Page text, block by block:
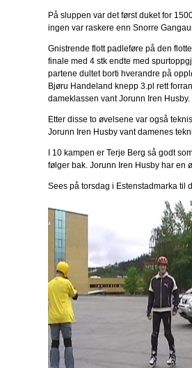
På sluppen var det først duket for
ingen var raskere enn Snorre
Gnistrende flott padleføre på den
finale med 4 stk endte med
partene dultet borti hverandre på
Bjøru Handeland knepp 3.pl rett
dameklassen vant Jorunn Iren Husby.
Etter disse to øvelsene var også
Jorunn Iren Husby vant damenes
I 10 kampen er Terje Berg så godt
følger bak. Jorunn Iren Husby har en
Sees på torsdag i Estenstadmarka til